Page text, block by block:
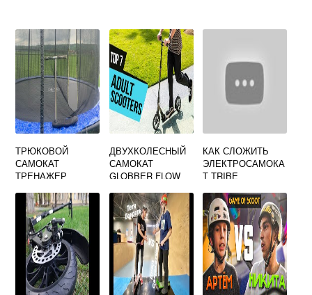
ТРЮКОВОЙ
САМОКАТ
ТРЕНАЖЕР
ДВУХКОЛЕСНЫЙ
САМОКАТ
GLOBBER FLOW
КОЛЕСА
ФИОЛЕТОВЫЙ
КАК СЛОЖИТЬ
ЭЛЕКТРОСАМОКА
Т TRIBE